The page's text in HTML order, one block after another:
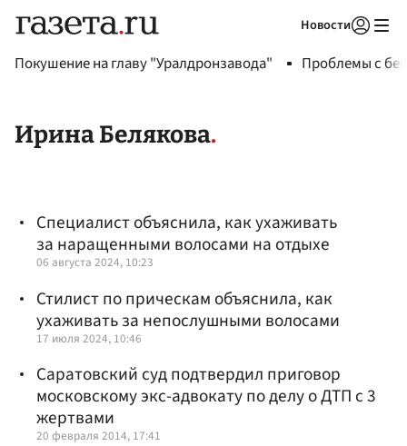
Новости
Покушение на главу "Уралдронзавода" Проблемы с
Ирина Белякова
Специалист объяснила, как ухаживать
за наращенными волосами на отдыхе
06 августа 2024, 10:23
Стилист по прическам объяснила, как
ухаживать за непослушными волосами
17 июля 2024, 10:46
Саратовский суд подтвердил приговор
московскому экс-адвокату по делу о ДТП с 3
жертвами
20 февраля 2014, 17:41